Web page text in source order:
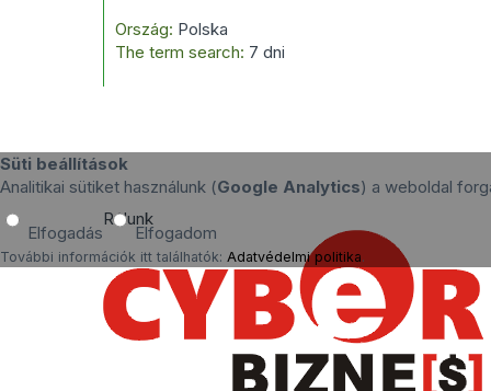
Ország: Polska
The term search: 7 dni
Süti beállítások
Analitikai sütiket használunk (Google Analytics) a weboldal
Elfogadás Elfogadom
További információk itt találhatók: Adatvédelmi politika.
Rólunk